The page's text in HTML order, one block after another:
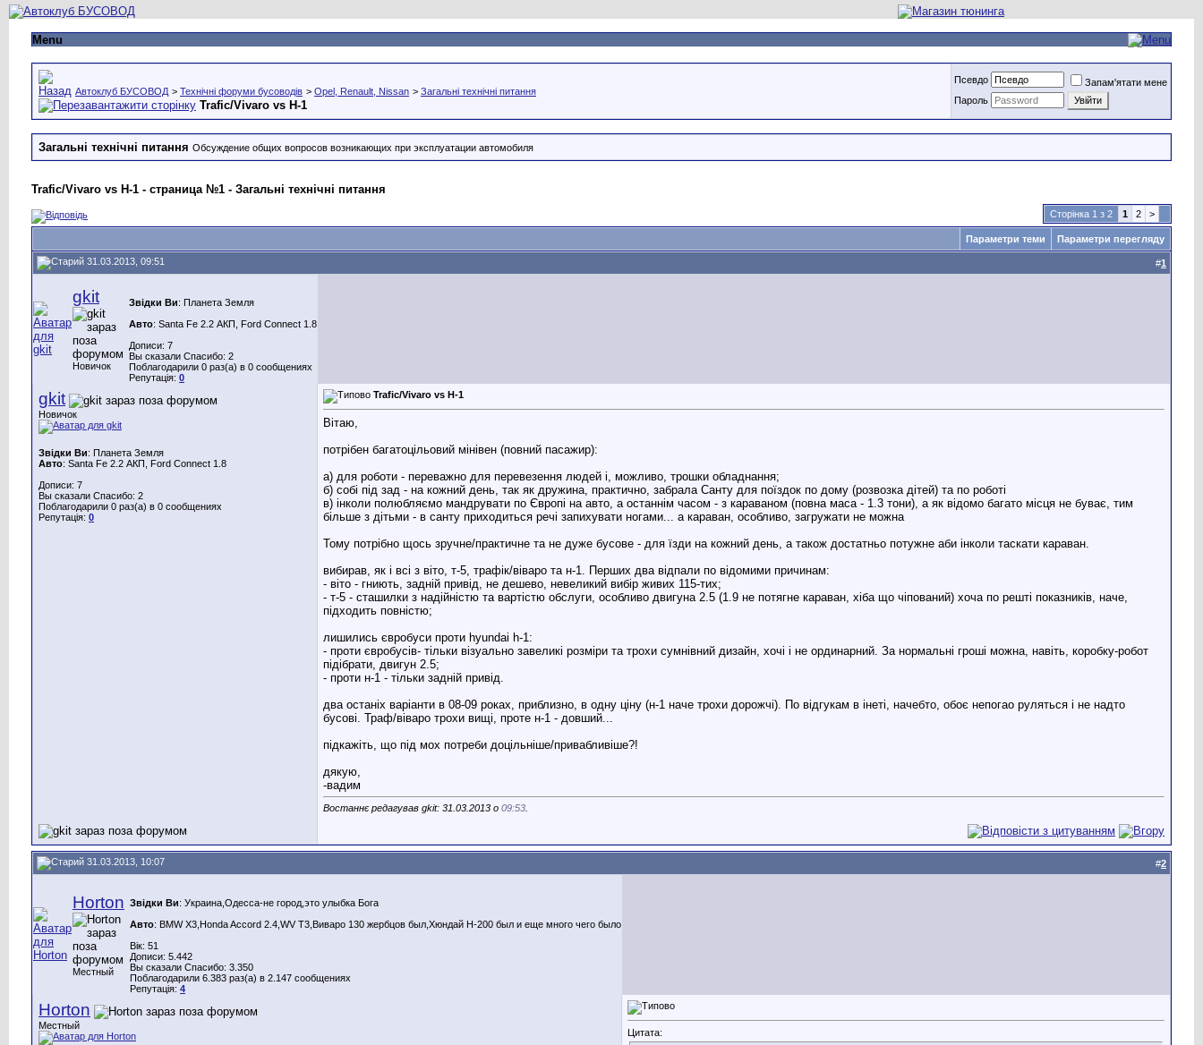
Menu
Автоклуб БУСОВОД > Технічні форуми бусоводів > Opel, Renault, Nissan > Загальні технічні питання
Trafic/Vivaro vs H-1
Псевдо
Запам'ятати мене
Пароль
Загальні технічні питання Обсуждение общих вопросов возникающих при эксплуатации автомобиля
Trafic/Vivaro vs H-1 - страница №1 - Загальні технічні питання
Сторінка 1 з 2 1 2 >
Параметри теми Параметри перегляду
31.03.2013, 09:51 #1
gkit
Новичок
Звідки Ви: Планета Земля
Авто: Santa Fe 2.2 АКП, Ford Connect 1.8
Дописи: 7
Вы сказали Спасибо: 2
Поблагодарили 0 раз(а) в 0 сообщениях
Репутація: 0
gkit
Новичок
Звідки Ви: Планета Земля
Авто: Santa Fe 2.2 АКП, Ford Connect 1.8
Дописи: 7
Вы сказали Спасибо: 2
Поблагодарили 0 раз(а) в 0 сообщениях
Репутація: 0
Trafic/Vivaro vs H-1
Вітаю,
потрібен багатоцільовий мінівен (повний пасажир):
а) для роботи - переважно для перевезення людей і, можливо, трошки обладнання;
б) собі під зад - на кожний день, так як дружина, практично, забрала Санту для поїздок по дому (розвозка дітей) та по роботі
в) інколи полюбляємо мандрувати по Європі на авто, а останнім часом - з караваном (повна маса - 1.3 тони), а як відомо багато місця не буває, тим
більше з дітьми - в санту приходиться речі запихувати ногами... а караван, особливо, загружати не можна
Тому потрібно щось зручне/практичне та не дуже бусове - для їзди на кожний день, а також достатньо потужне аби інколи таскати караван.
вибирав, як і всі з віто, т-5, трафік/віваро та н-1. Перших два відпали по відомими причинам:
- віто - гниють, задній привід, не дешево, невеликий вибір живих 115-тих;
- т-5 - сташилки з надійністю та вартістю обслуги, особливо двигуна 2.5 (1.9 не потягне караван, хіба що чіпований) хоча по решті показників, наче,
підходить повністю;
лишились євробуси проти hyundai h-1:
- проти євробусів- тільки візуально завеликі розміри та трохи сумнівний дизайн, хочі і не ординарний. За нормальні гроші можна, навіть, коробку-робот
підібрати, двигун 2.5;
- проти н-1 - тільки задній привід.
два останіх варіанти в 08-09 роках, приблизно, в одну ціну (н-1 наче трохи дорожчі). По відгукам в інеті, начебто, обоє непогао руляться і не надто
бусові. Траф/віваро трохи вищі, проте н-1 - довший...
підкажіть, що під мох потреби доцільніше/привабливіше?!
дякую,
-вадим
Востаннє редагував gkit: 31.03.2013 о 09:53
31.03.2013, 10:07 #2
Horton
Местный
Звідки Ви: Украина,Одесса-не город,это улыбка Бога
Авто: BMW X3,Honda Aссord 2.4,WV T3,Виваро 130 жербцов был,Хюндай Н-200 был и еще много чего было
Вік: 51
Дописи: 5.442
Вы сказали Спасибо: 3.350
Поблагодарили 6.383 раз(а) в 2.147 сообщениях
Репутація: 4
Horton
Местный
Цитата: